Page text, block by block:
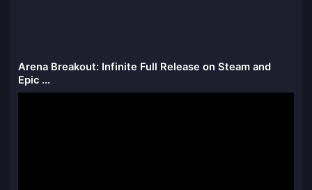
Arena Breakout: Infinite Full Release on Steam and
Epic ...